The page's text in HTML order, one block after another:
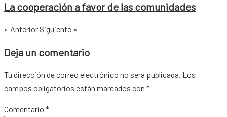
La cooperación a favor de las comunidades
« Anterior Siguiente »
Deja un comentario
Tu dirección de correo electrónico no será publicada. Los
campos obligatorios están marcados con *
Comentario *